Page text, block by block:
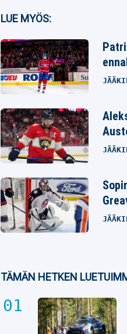
Facebook
Twitter
Whatsapp
LUE MYÖS:
TÄMÄN HETKEN